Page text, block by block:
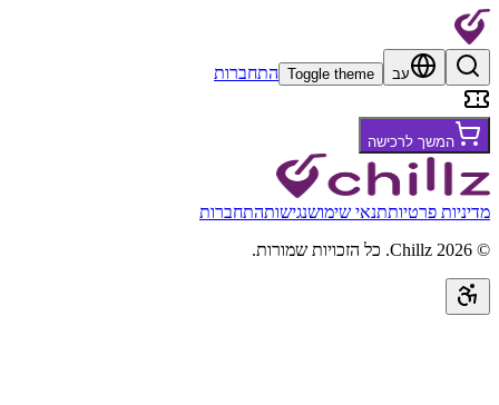
עב Toggle theme התחברות
המשך לרכישה
מדיניות פרטיותתנאי שימושנגישותהתחברות
©
2026
Chillz
. כל הזכויות שמורות.